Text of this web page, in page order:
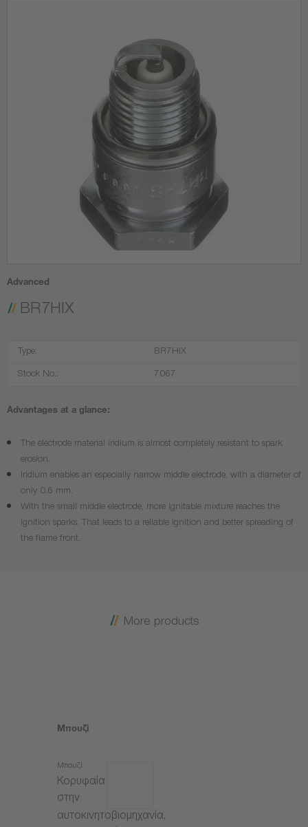
Advanced
BR7HIX
Type: BR7HIX
Stock No.: 7067
Advantages at a glance:
The electrode material iridium is almost completely resistant to spark
erosion.
Iridium enables an especially narrow middle electrode, with a diameter of
only 0.6 mm.
With the small middle electrode, more ignitable mixture reaches the
ignition sparks. That leads to a reliable ignition and better spreading of
the flame front.
More products
Μπουζί
Μπουζί
Κορυφαία
στην
αυτοκινητοβιομηχανία,